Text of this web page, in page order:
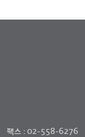
팩스 : 02-558-6276